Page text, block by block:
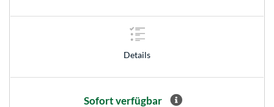
Details
Sofort verfügbar